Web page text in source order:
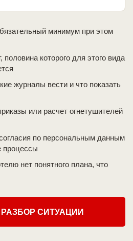
минимум при этом
половина которого для этого вида
журналы вести и что показать
или расчет огнетушителей
по персональным данным
процессы
нет понятного плана, что
СИТУАЦИИ